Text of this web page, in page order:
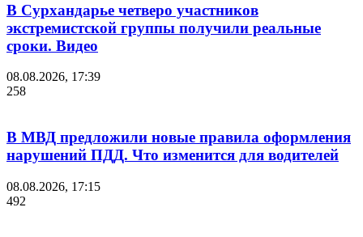
В Сурхандарье четверо участников
экстремистской группы получили реальные
сроки. Видео
08.08.2026, 17:39
258
В МВД предложили новые правила оформления
нарушений ПДД. Что изменится для водителей
08.08.2026, 17:15
492